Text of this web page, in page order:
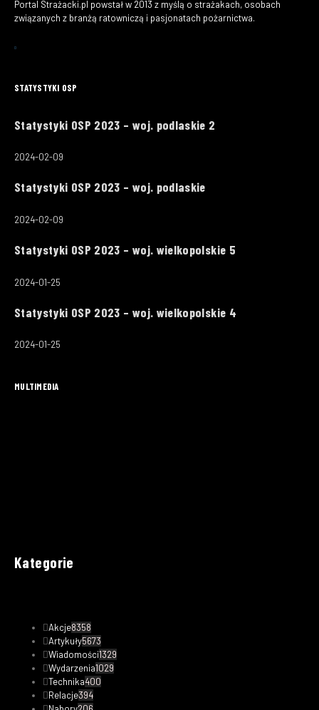
Portal Strażacki.pl powstał w 2013 z myślą o strażakach, osobach
związanych z branżą ratowniczą i pasjonatach pożarnictwa.
STATYSTYKI OSP
Statystyki OSP 2023 – woj. podlaskie 2
2024-02-09
Statystyki OSP 2023 – woj. podlaskie
2024-02-09
Statystyki OSP 2023 – woj. wielkopolskie 5
2024-01-25
Statystyki OSP 2023 – woj. wielkopolskie 4
2024-01-25
MULTIMEDIA
Kategorie
Akcje8358
Artykuły5673
Wiadomości1329
Wydarzenia1029
Technika400
Relacje394